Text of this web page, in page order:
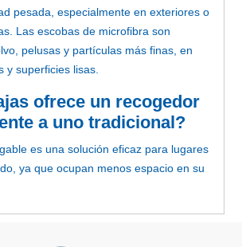
pesada , especialmente en exteriores o
Las escobas de microfibra son
pelusas y partículas más finas, en
y superficies lisas.
ofrece un recogedor
a uno tradicional?
es una solución eficaz para lugares
, ya que ocupan menos espacio en su